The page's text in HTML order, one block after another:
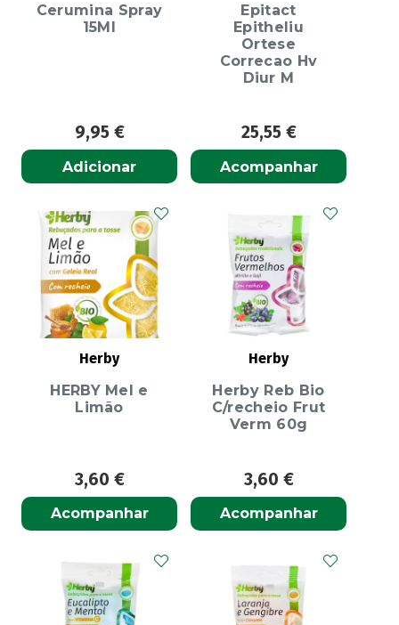
Cerumina Spray
15Ml
9,95 €
Adicionar
Epitact
Epitheliu
Ortese
Correcao Hv
Diur M
25,55 €
Acompanhar
Herby
HERBY Mel e
Limão
3,60 €
Acompanhar
Herby
Herby Reb Bio
C/recheio Frut
Verm 60g
3,60 €
Acompanhar